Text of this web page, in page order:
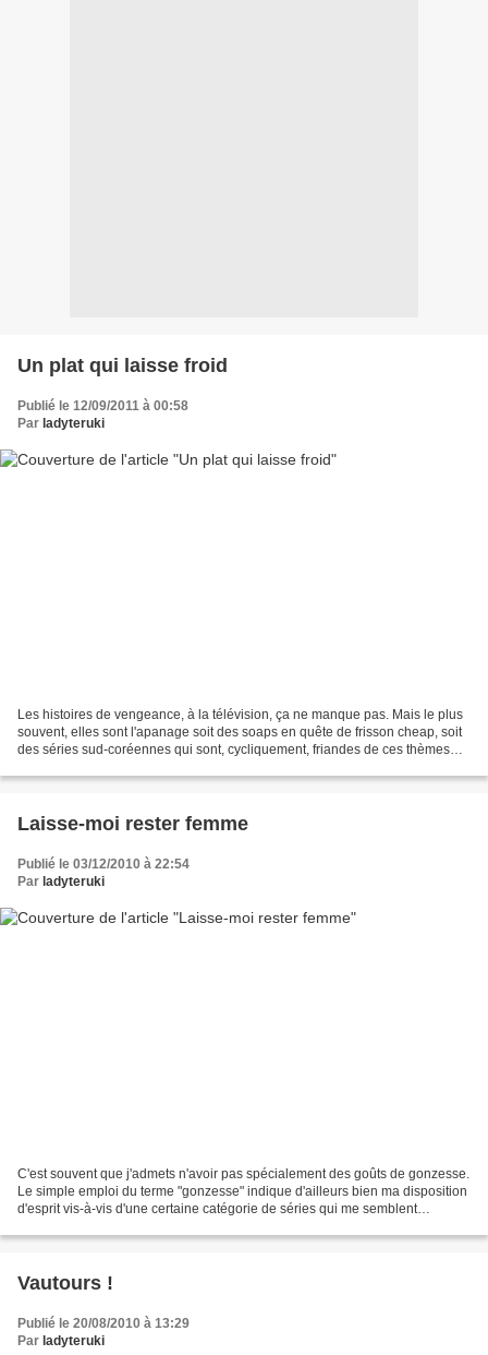
Un plat qui laisse froid
Publié le 12/09/2011 à 00:58
Par ladyteruki
Les histoires de vengeance, à la télévision, ça ne manque pas. Mais le plus
souvent, elles sont l'apanage soit des soaps en quête de frisson cheap, soit
des séries sud-coréennes qui sont, cycliquement, friandes de ces thèmes
Laisse-moi rester femme
Publié le 03/12/2010 à 22:54
Par ladyteruki
C'est souvent que j'admets n'avoir pas spécialement des goûts de gonzesse.
Le simple emploi du terme "gonzesse" indique d'ailleurs bien ma disposition
d'esprit vis-à-vis d'une certaine catégorie de séries qui me semblent
Vautours !
Publié le 20/08/2010 à 13:29
Par ladyteruki